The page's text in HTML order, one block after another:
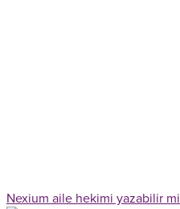
Nexium aile hekimi yazabilir mi